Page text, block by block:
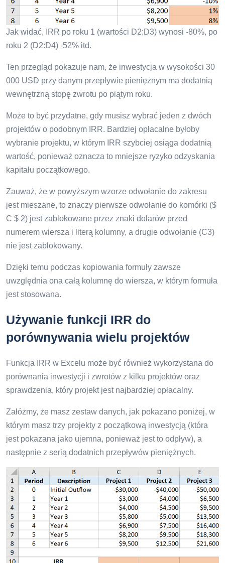
Jak widać, IRR po roku 1 (wartości D2:D3) wynosi -80%, po
roku 2 (D2:D4) -52% itd.
Ten przegląd pokazuje nam, że inwestycja w wysokości 30
000 USD przy danym przepływie pieniężnym ma dodatnią
wewnętrzną stopę zwrotu po piątym roku.
Może to być przydatne, gdy musisz wybrać jeden z dwóch
projektów o podobnym IRR. Bardziej opłacalne byłoby
wybranie projektu, w którym IRR szybciej osiąga dodatnią
wartość, ponieważ oznacza to mniejsze ryzyko odzyskania
kapitału początkowego.
Zauważ, że w powyższym wzorze odwołanie do zakresu
jest mieszane, to znaczy pierwsze odwołanie do komórki ($
C $ 2) jest zablokowane przez znaki dolarów przed
numerem wiersza i literą kolumny, a drugie odwołanie (C3)
nie jest zablokowany.
Dzięki temu podczas kopiowania formuły zawsze
uwzględnia ona całą kolumnę do wiersza, w którym formuła
jest stosowana.
Używanie funkcji IRR do
porównywania wielu projektów
Funkcja IRR w Excelu może być również wykorzystana do
porównania inwestycji i zwrotów z kilku projektów oraz
sprawdzenia, który projekt jest najbardziej opłacalny.
Załóżmy, że masz zestaw danych, jak pokazano poniżej, w
którym masz trzy projekty z początkową inwestycją (która
jest pokazana jako ujemna, ponieważ jest to odpływ), a
następnie z serią dodatnich przepływów pieniężnych.